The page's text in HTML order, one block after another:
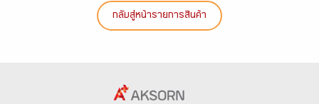
กลับสู่หน้ารายการสินค้า